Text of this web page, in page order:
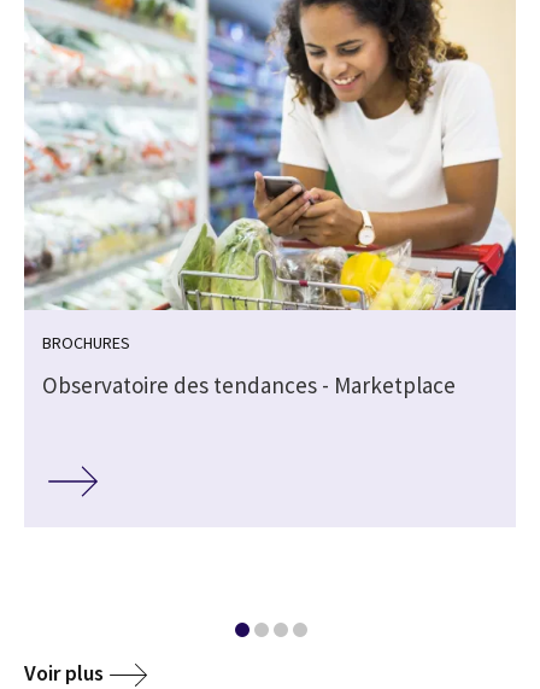
BROCHURES
Observatoire des tendances - Marketplace
Voir plus